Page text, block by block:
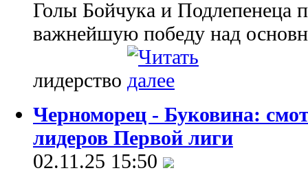
Голы Бойчука и Подлепенеца
важнейшую победу над
лидерство
Черноморец - Буковина:
лидеров Первой лиги
02.11.25 15:50